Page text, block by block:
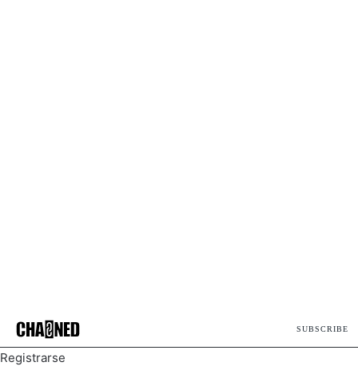
SUBSCRIBE
Registrarse